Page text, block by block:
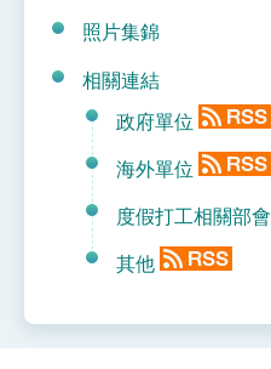
照片集錦
相關連結
政府單位
海外單位
度假打工相關部會
其他